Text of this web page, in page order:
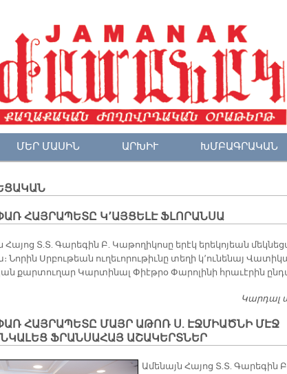
ՄԵՐ ՄԱՍԻՆ ԱՐԽԻՒ ԽՄԲԱԳՐԱԿԱՆ
ՀԱՅՐԱՊԵՏԸ Կ՚ԱՅՑԵԼԷ ՖԼՈՐԱՆՍԱ
Հայոց Տ.Տ. Գարեգին Բ. Կաթողիկոսը երէկ երեկոյեան
Նորին Սրբութեան ուղեւորութիւնը տեղի կ՚ունենայ
քարտուղար Կարտինալ Փիէթրօ Փարոլինի հրաւէրին
Կարդալ
ՀԱՅՐԱՊԵՏԸ ՄԱՅՐ ԱԹՈՌ Ս. ԷՋՄԻԱԾՆԻ ՄԷՋ
ՖՐԱՆՍԱՀԱՅ ԱՇԱԿԵՐՏՆԵՐ
Ամենայն Հայոց Տ.Տ. Գարեգին